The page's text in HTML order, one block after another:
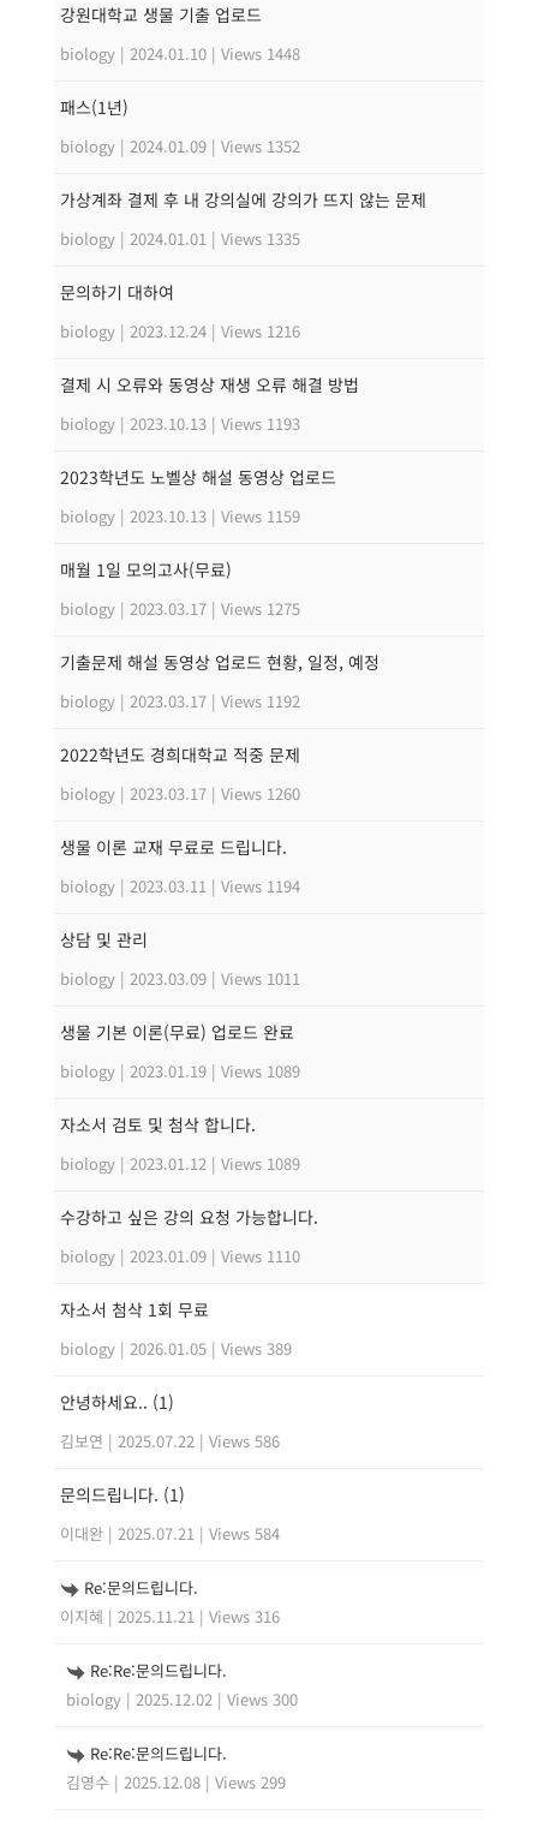
강원대학교 생물 기출 업로드
biology | 2024.01.10 | Views 1448
패스(1년)
biology | 2024.01.09 | Views 1352
가상계좌 결제 후 내 강의실에 강의가 뜨지 않는 문제
biology | 2024.01.01 | Views 1335
문의하기 대하여
biology | 2023.12.24 | Views 1216
결제 시 오류와 동영상 재생 오류 해결 방법
biology | 2023.10.13 | Views 1193
2023학년도 노벨상 해설 동영상 업로드
biology | 2023.10.13 | Views 1159
매월 1일 모의고사(무료)
biology | 2023.03.17 | Views 1275
기출문제 해설 동영상 업로드 현황, 일정, 예정
biology | 2023.03.17 | Views 1192
2022학년도 경희대학교 적중 문제
biology | 2023.03.17 | Views 1260
생물 이론 교재 무료로 드립니다.
biology | 2023.03.11 | Views 1194
상담 및 관리
biology | 2023.03.09 | Views 1011
생물 기본 이론(무료) 업로드 완료
biology | 2023.01.19 | Views 1089
자소서 검토 및 첨삭 합니다.
biology | 2023.01.12 | Views 1089
수강하고 싶은 강의 요청 가능합니다.
biology | 2023.01.09 | Views 1110
자소서 첨삭 1회 무료
biology | 2026.01.05 | Views 389
안녕하세요.. (1)
김보연 | 2025.07.22 | Views 586
문의드립니다. (1)
이대완 | 2025.07.21 | Views 584
Re:문의드립니다.
이지혜 | 2025.11.21 | Views 316
Re:Re:문의드립니다.
biology | 2025.12.02 | Views 300
Re:Re:문의드립니다.
김영수 | 2025.12.08 | Views 299